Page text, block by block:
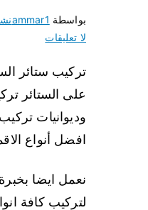
بواسطة ammar1
لا تعليقات
تركيب ستائر
على الستائر
وديوانيات
افضل أنواع
نعمل ايضا
لتركيب كافة